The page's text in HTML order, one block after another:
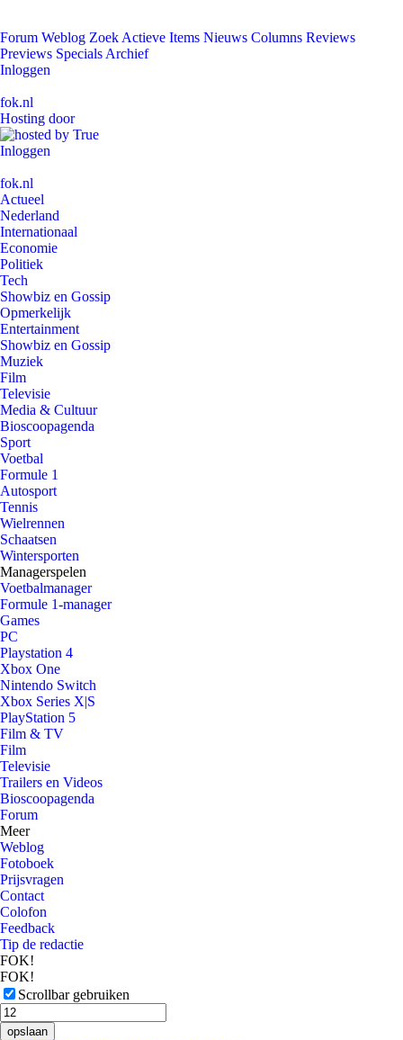
Forum Weblog Zoek Actieve Items Nieuws Columns Reviews
Previews Specials Archief
Inloggen
fok.nl
Hosting door
Inloggen
fok.nl
Actueel
Nederland
Internationaal
Economie
Politiek
Tech
Showbiz en Gossip
Opmerkelijk
Entertainment
Showbiz en Gossip
Muziek
Film
Televisie
Media & Cultuur
Bioscoopagenda
Sport
Voetbal
Formule 1
Autosport
Tennis
Wielrennen
Schaatsen
Wintersporten
Managerspelen
Voetbalmanager
Formule 1-manager
Games
PC
Playstation 4
Xbox One
Nintendo Switch
Xbox Series X|S
PlayStation 5
Film & TV
Film
Televisie
Trailers en Videos
Bioscoopagenda
Forum
Meer
Weblog
Fotoboek
Prijsvragen
Contact
Colofon
Feedback
Tip de redactie
FOK!
FOK!
Scrollbar gebruiken
opslaan